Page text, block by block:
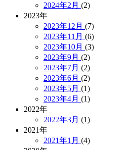
2024年2月 (2)
2023年
2023年12月 (7)
2023年11月 (6)
2023年10月 (3)
2023年9月 (2)
2023年7月 (2)
2023年6月 (2)
2023年5月 (1)
2023年4月 (1)
2022年
2022年3月 (1)
2021年
2021年1月 (4)